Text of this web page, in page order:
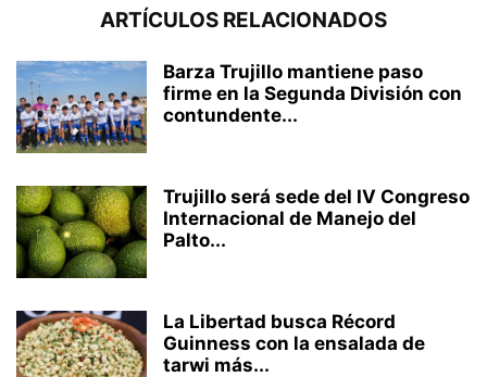
ARTÍCULOS RELACIONADOS
Barza Trujillo mantiene paso
firme en la Segunda División con
contundente...
Trujillo será sede del IV Congreso
Internacional de Manejo del
Palto...
La Libertad busca Récord
Guinness con la ensalada de
tarwi más...